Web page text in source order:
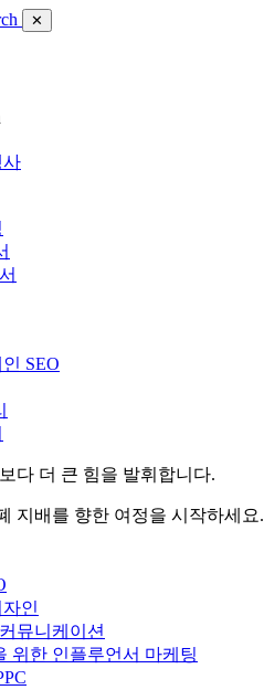
✕
사
SEO
다 더 큰 힘을 발휘합니다.
지배를 향한 여정을 시작하세요.
인
뮤니케이션
위한 인플루언서 마케팅